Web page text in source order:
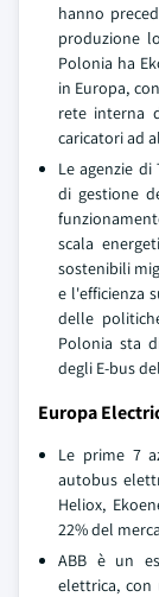
hanno
produzione
Polonia ha
in Europa,
rete interna
caricatori ad
Le agenzie
di gestione
scala
sostenibili
e l'efficienza
delle
Polonia sta
degli E-bus
Europa
Le prime 7
autobus
Heliox,
22% del
ABB è un
elettrica, con